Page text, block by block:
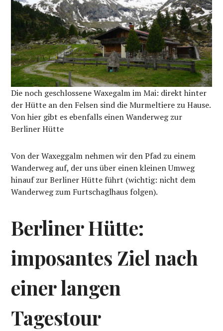
Die noch geschlossene Waxegalm im Mai: direkt hinter
der Hütte an den Felsen sind die Murmeltiere zu Hause.
Von hier gibt es ebenfalls einen Wanderweg zur
Berliner Hütte
Von der Waxeggalm nehmen wir den Pfad zu einem
Wanderweg auf, der uns über einen kleinen Umweg
hinauf zur Berliner Hütte führt (wichtig: nicht dem
Wanderweg zum Furtschaglhaus folgen).
Berliner Hütte:
imposantes Ziel nach
einer langen
Tagestour